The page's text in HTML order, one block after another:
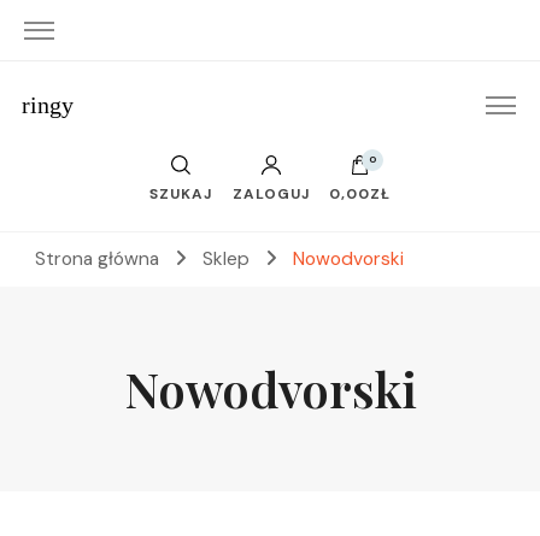
ringy
SZUKAJ ZALOGUJ
0
0,00ZŁ
Strona główna Sklep Nowodvorski
Nowodvorski